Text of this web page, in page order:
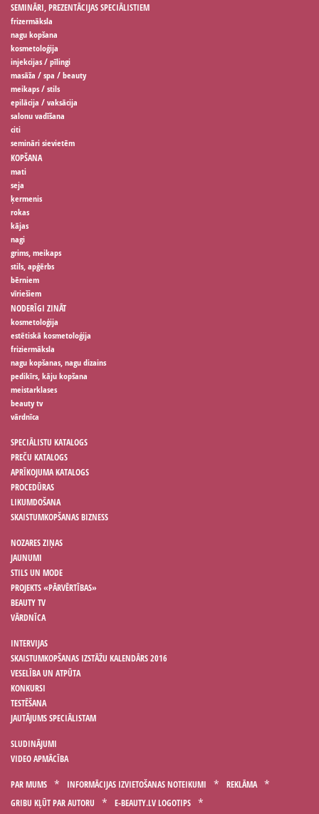
SEMINĀRI, PREZENTĀCIJAS SPECIĀLISTIEM
frizermāksla
nagu kopšana
kosmetoloģija
injekcijas / pīlingi
masāža / spa / beauty
meikaps / stils
epilācija / vaksācija
salonu vadīšana
citi
semināri sievietēm
KOPŠANA
mati
seja
ķermenis
rokas
kājas
nagi
grims, meikaps
stils, apģērbs
bērniem
vīriešiem
NODERĪGI ZINĀT
kosmetoloģija
estētiskā kosmetoloģija
friziermāksla
nagu kopšanas, nagu dizains
pedikīrs, kāju kopšana
meistarklases
beauty tv
vārdnīca
SPECIĀLISTU KATALOGS
PREČU KATALOGS
APRĪKOJUMA KATALOGS
PROCEDŪRAS
LIKUMDOŠANA
SKAISTUMKOPŠANAS BIZNESS
NOZARES ZIŅAS
JAUNUMI
STILS UN MODE
PROJEKTS «PĀRVĒRTĪBAS»
BEAUTY TV
VĀRDNĪCA
INTERVIJAS
SKAISTUMKOPŠANAS IZSTĀŽU KALENDĀRS 2016
VESELĪBA UN ATPŪTA
KONKURSI
TESTĒŠANA
JAUTĀJUMS SPECIĀLISTAM
SLUDINĀJUMI
VIDEO APMĀCĪBA
PAR MUMS INFORMĀCIJAS IZVIETOŠANAS NOTEIKUMI
REKLĀMA
GRIBU KĻŪT PAR AUTORU
E-BEAUTY.LV LOGOTIPS